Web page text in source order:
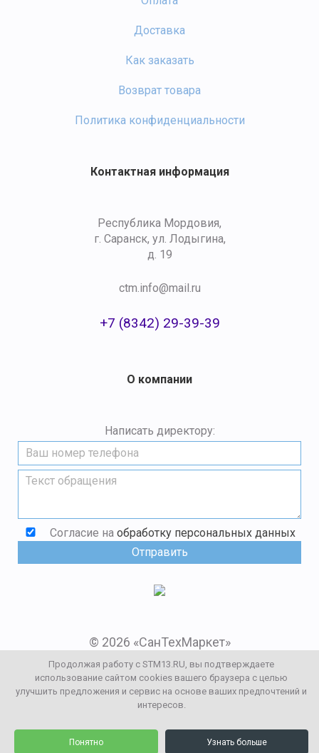
Мы в социальных сетях:
Заказать звонок
0 0
© 2026 «СанТехМаркет»
Доставка
Как заказать
Возврат товара
Политика конфиденциальности
О компании
Написать директору:
Согласие на обработку персональных данных
Контактная информация
Республика Мордовия,
г. Саранск, ул. Лодыгина,
д. 19
ctm.info@mail.ru
+7 (8342) 29-39-39
Продолжая работу с STM13.RU, вы подтверждаете
использование сайтом cookies вашего браузера с целью
улучшить предложения и сервис на основе ваших предпочтений и
интересов.
Понятно Узнать больше